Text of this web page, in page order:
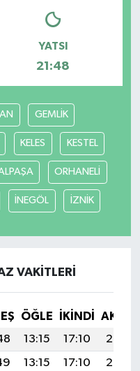
YATSI
21:48
GEMLİK
KELES KESTEL
ORHANELİ
İNEGÖL İZNİK
VAKITLERI
ÖĞLE İKINDI
13:15 17:10
20:33
13:15 17:10
20:32